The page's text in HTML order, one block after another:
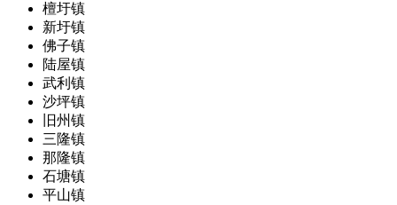
檀圩镇
新圩镇
佛子镇
陆屋镇
武利镇
沙坪镇
旧州镇
三隆镇
那隆镇
石塘镇
平山镇